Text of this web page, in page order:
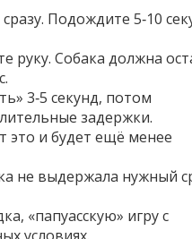
Подождите 5‑10
руку. Собака должна
3‑5 секунд, потом
задержки.
это и будет ещё менее
не выдержала нужный
«папуасскую» игру с